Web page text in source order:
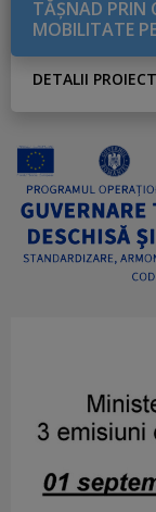
TĂŞNAD PRIN
MOBILITATE
DETALII PROIECT